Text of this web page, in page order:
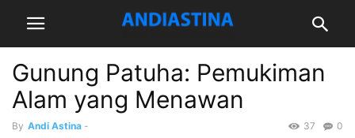
Gunung Patuha: Pemukiman
Alam yang Menawan
By Andi Astina - 0
37